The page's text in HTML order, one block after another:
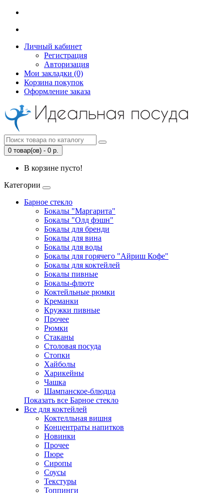
Личный кабинет
Регистрация
Авторизация
Мои закладки (0)
Корзина покупок
Оформление заказа
0 товар(ов) - 0 р.
В корзине пусто!
Категории
Барное стекло
Бокалы "Маргарита"
Бокалы "Олд фэшн"
Бокалы для бренди
Бокалы для вина
Бокалы для воды
Бокалы для горячего "Айриш Кофе"
Бокалы для коктейлей
Бокалы пивные
Бокалы-флюте
Коктейльные рюмки
Креманки
Кружки пивные
Прочее
Рюмки
Стаканы
Столовая посуда
Стопки
Хайболы
Харикейны
Чашка
Шампанское-блюдца
Показать все Барное стекло
Все для коктейлей
Коктелльная вишня
Концентраты напитков
Новинки
Прочее
Пюре
Сиропы
Соусы
Текстуры
Топпинги